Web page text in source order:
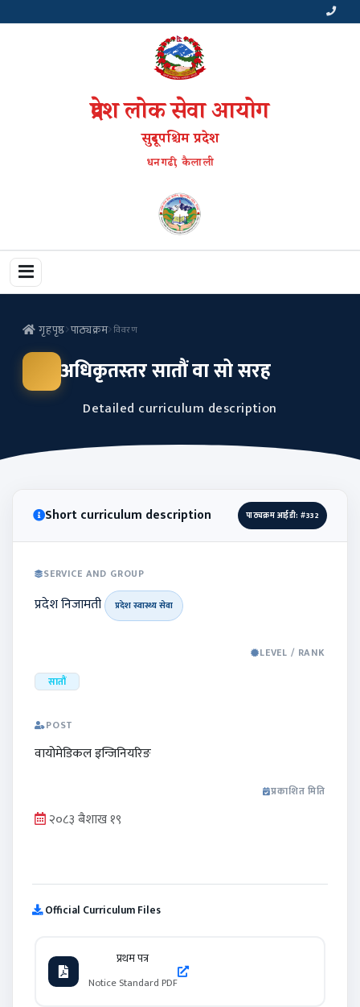
प्रदेश लोक सेवा आयोग
सुदूरपश्चिम प्रदेश
धनगढी, कैलाली
गृहपृष्ठ पाठ्यक्रम विवरण
अधिकृतस्तर सातौं वा सो सरह
Detailed curriculum description
Short curriculum description पाठ्यक्रम आईडी: #332
SERVICE AND GROUP
प्रदेश निजामती प्रदेश स्वास्थ्य सेवा
LEVEL / RANK
सातौं
POST
वायोमेडिकल इन्जिनियरिङ
प्रकाशित मिति
२०८३ बैशाख १९
Official Curriculum Files
प्रथम पत्र
Notice Standard PDF